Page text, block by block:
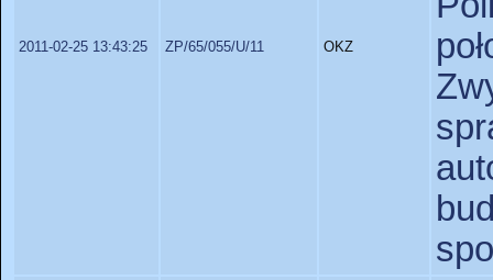
2011-02-25 13:43:25 ZP/65/055/U/11 OKZ